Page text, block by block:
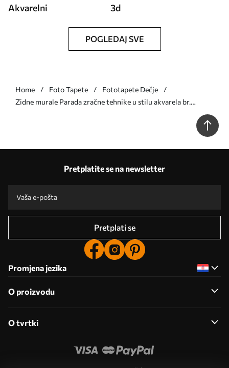
Akvarelni 3d
POGLEDAJ SVE
Home Foto Tapete
Fototapete Dečje
Zidne murale Parada zračne tehnike u stilu akvarela br.
Pretplatite se na newsletter
Pretplati se
Promjena jezika
O proizvodu
O tvrtki